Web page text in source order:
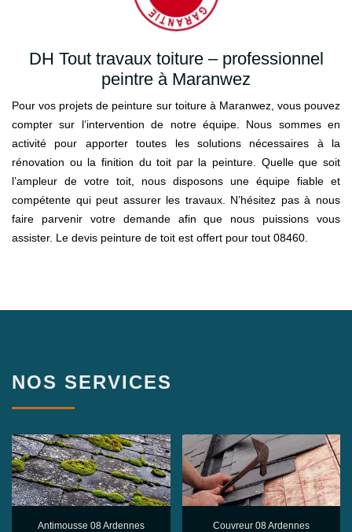
DH Tout travaux toiture – professionnel
peintre à Maranwez
Pour vos projets de peinture sur toiture à Maranwez, vous pouvez
compter sur l’intervention de notre équipe. Nous sommes en
activité pour apporter toutes les solutions nécessaires à la
rénovation ou la finition du toit par la peinture. Quelle que soit
l’ampleur de votre toit, nous disposons une équipe fiable et
compétente qui peut assurer les travaux. N’hésitez pas à nous
faire parvenir votre demande afin que nous puissions vous
assister. Le devis peinture de toit est offert pour tout 08460.
NOS SERVICES
Antimousse 08 Ardennes Couvreur 08 Ardennes